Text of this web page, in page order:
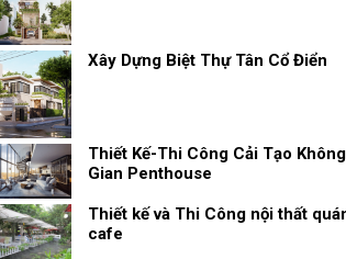
Xây Dựng Biệt Thự Tân Cổ Điển
Thiết Kế-Thi Công Cải Tạo Không
Gian Penthouse
Thiết kế và Thi Công nội thất
cafe